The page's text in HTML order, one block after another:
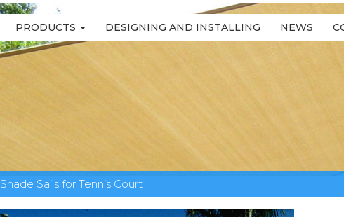
PRODUCTS DESIGNING AND INSTALLING NEWS
Shade Sails for Tennis Court